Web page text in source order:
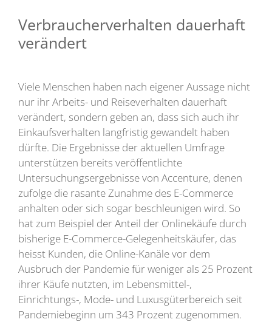
Verbraucherverhalten dauerhaft
verändert
Viele Menschen haben nach eigener Aussage nicht
nur ihr Arbeits- und Reiseverhalten dauerhaft
verändert, sondern geben an, dass sich auch ihr
Einkaufsverhalten langfristig gewandelt haben
dürfte. Die Ergebnisse der aktuellen Umfrage
unterstützen bereits veröffentlichte
Untersuchungsergebnisse von Accenture, denen
zufolge die rasante Zunahme des E-Commerce
anhalten oder sich sogar beschleunigen wird. So
hat zum Beispiel der Anteil der Onlinekäufe durch
bisherige E-Commerce-Gelegenheitskäufer, das
heisst Kunden, die Online-Kanäle vor dem
Ausbruch der Pandemie für weniger als 25 Prozent
ihrer Käufe nutzten, im Lebensmittel-,
Einrichtungs-, Mode- und Luxusgüterbereich seit
Pandemiebeginn um 343 Prozent zugenommen.